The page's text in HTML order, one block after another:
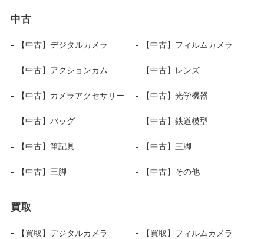
中古
【中古】デジタルカメラ 【中古】フィルムカメラ
【中古】アクションカム 【中古】レンズ
【中古】カメラアクセサリー 【中古】光学機器
【中古】バッグ 【中古】鉄道模型
【中古】筆記具 【中古】三脚
【中古】三脚 【中古】その他
買取
【買取】デジタルカメラ 【買取】フィルムカメラ